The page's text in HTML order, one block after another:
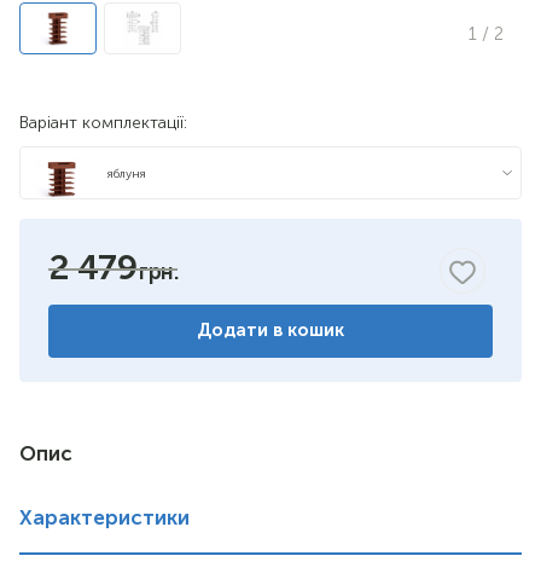
1 / 2
Варіант комплектації:
яблуня
горіх
2 479
Додати в кошик
Опис
Характеристики